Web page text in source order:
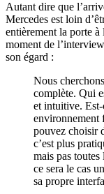
Autant dire que
Mercedes est loin
entièrement la porte
moment de
son égard :
Nous
complète. Qui
et intuitive. Est-
pouvez choisir
c’est plus
mais pas
ce sera le cas
sa propre